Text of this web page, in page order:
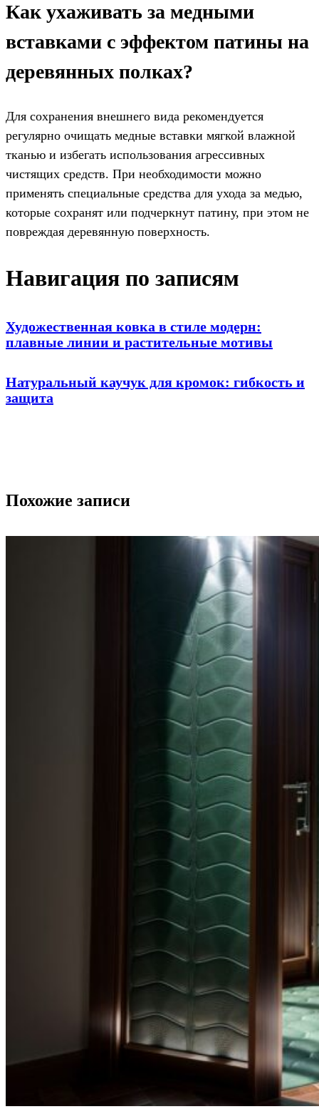
Как ухаживать за медными
вставками с эффектом патины на
деревянных полках?
Для сохранения внешнего вида рекомендуется
регулярно очищать медные вставки мягкой влажной
тканью и избегать использования агрессивных
чистящих средств. При необходимости можно
применять специальные средства для ухода за медью,
которые сохранят или подчеркнут патину, при этом не
повреждая деревянную поверхность.
Навигация по записям
Художественная ковка в стиле модерн:
плавные линии и растительные мотивы
Натуральный каучук для кромок: гибкость и
защита
Похожие записи